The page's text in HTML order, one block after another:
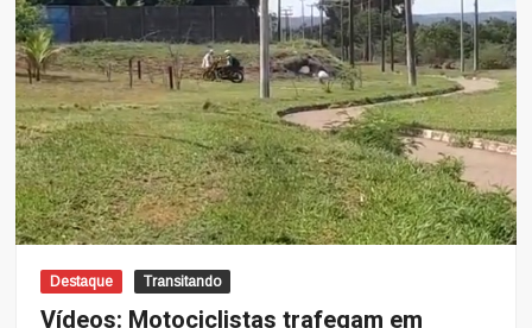
Destaque Transitando
Vídeos: Motociclistas trafegam em